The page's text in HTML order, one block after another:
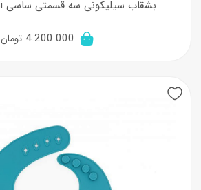
بشقاب سیلیکونی سه قسمتی ساسی Sassi طرح شیر
4.200.000 تومان